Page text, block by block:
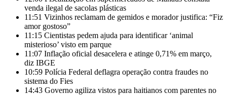
venda ilegal de sacolas plásticas
11:51 Vizinhos reclamam de gemidos e morador justifica: “Fiz
amor gostoso”
11:15 Cientistas pedem ajuda para identificar ‘animal
misterioso’ visto em parque
11:07 Inflação oficial desacelera e atinge 0,71% em março,
diz IBGE
10:59 Polícia Federal deflagra operação contra fraudes no
sistema do Fies
14:43 Governo agiliza vistos para haitianos com parentes no